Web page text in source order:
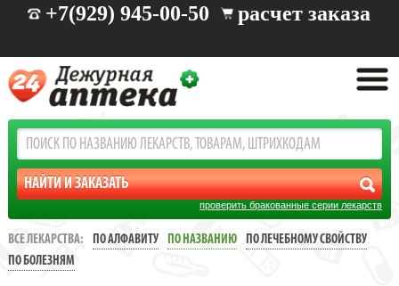
+7(929) 945-00-50 расчет заказа
проверить бракованные серии лекарств
ВСЕ ЛЕКАРСТВА: ПО АЛФАВИТУ ПО НАЗВАНИЮ
ПО ЛЕЧЕБНОМУ СВОЙСТВУ
ПО БОЛЕЗНЯМ